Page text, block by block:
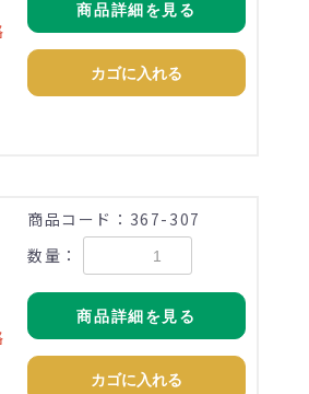
商品詳細を見る
カゴに入れる
商品コード：367-307
数量：
商品詳細を見る
カゴに入れる